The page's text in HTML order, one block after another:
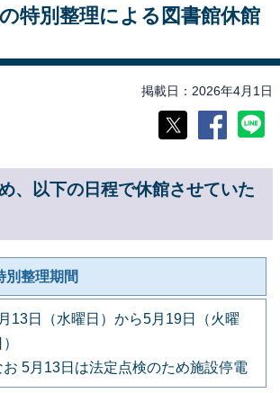
特別整理による図書館休館
掲載日 2026年4月1日
、以下の日程で休館させていた
別整理期間
13日（水曜日）から5月19日（火曜
お 5月13日は法定点検のため施設停電